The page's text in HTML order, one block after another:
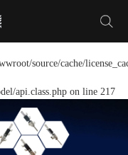
source/cache/
api.class.php on line 217